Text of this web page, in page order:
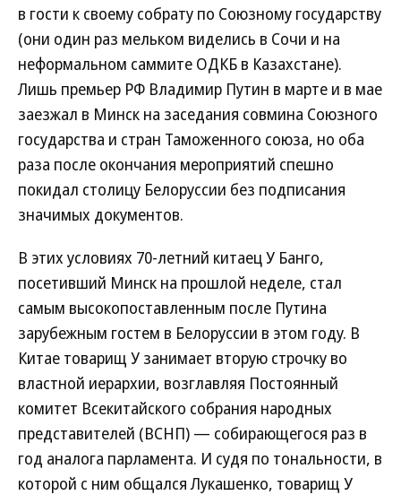
в гости к своему собрату по Союзному государству
(они один раз мельком виделись в Сочи и на
неформальном саммите ОДКБ в Казахстане).
Лишь премьер РФ Владимир Путин в марте и в мае
заезжал в Минск на заседания совмина Союзного
государства и стран Таможенного союза, но оба
раза после окончания мероприятий спешно
покидал столицу Белоруссии без подписания
значимых документов.
В этих условиях 70-летний китаец У Банго,
посетивший Минск на прошлой неделе, стал
самым высокопоставленным после Путина
зарубежным гостем в Белоруссии в этом году. В
Китае товарищ У занимает вторую строчку во
властной иерархии, возглавляя Постоянный
комитет Всекитайского собрания народных
представителей (ВСНП) — собирающегося раз в
год аналога парламента. И судя по тональности, в
которой с ним общался Лукашенко, товарищ У